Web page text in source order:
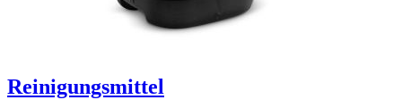
Reinigungsmittel